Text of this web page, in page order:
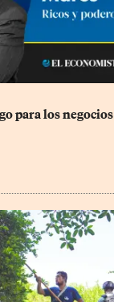
para los negocios